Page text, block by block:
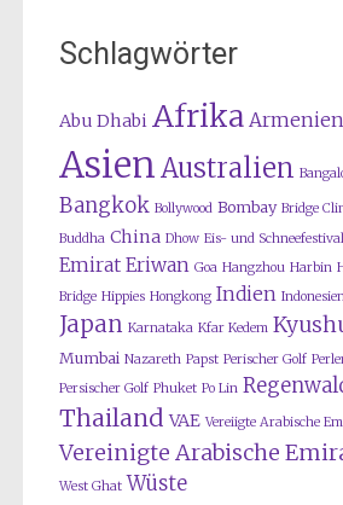
Schlagwörter
Abu Dhabi Afrika Armenien
AsienAustralien
Bangkok Bollywood Bombay Bridge
Buddha China Dhow Eis- und Schneefestival
Emirat Eriwan Goa Hangzhou Harbin
Bridge Hippies Hongkong Indien
Japan Karnataka Kfar Kedem
Mumbai Nazareth Papst Perischer Golf
Persischer Golf Phuket Po Lin
Thailand VAE Vereiigte Arabische
Vereinigte Arabische
West Ghat Wüste